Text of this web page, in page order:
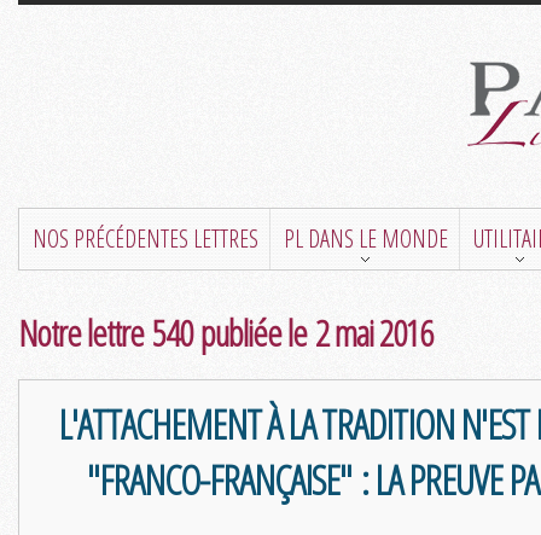
NOS PRÉCÉDENTES LETTRES PL DANS LE MONDE
Notre lettre 540 publiée le 2 mai 2016
L'ATTACHEMENT À LA TRADITION N'EST
"FRANCO-FRANÇAISE" : LA PREUVE